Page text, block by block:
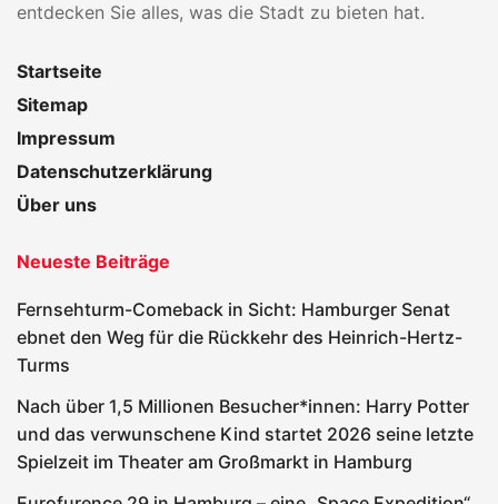
entdecken Sie alles, was die Stadt zu bieten hat.
Startseite
Sitemap
Impressum
Datenschutzerklärung
Über uns
Neueste Beiträge
Fernsehturm-Comeback in Sicht: Hamburger Senat
ebnet den Weg für die Rückkehr des Heinrich-Hertz-
Turms
Nach über 1,5 Millionen Besucher*innen: Harry Potter
und das verwunschene Kind startet 2026 seine letzte
Spielzeit im Theater am Großmarkt in Hamburg